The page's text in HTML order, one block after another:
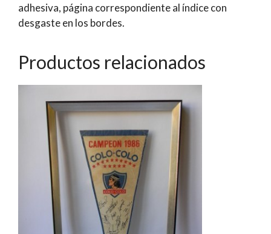
adhesiva, página correspondiente al índice con
desgaste en los bordes.
Productos relacionados